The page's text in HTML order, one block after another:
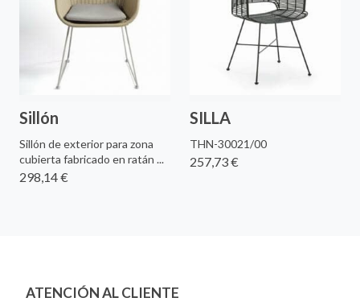
Sillón
Sillón de exterior para zona
cubierta fabricado en ratán ...
298,14 €
SILLA
THN-30021/00
257,73 €
ATENCIÓN AL CLIENTE